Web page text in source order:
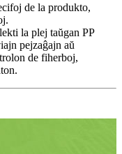
de la produkto,
la plej taŭgan PP
pejzaĝajn aŭ
de fiherboj,